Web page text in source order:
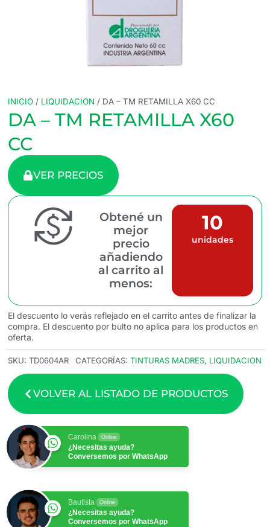
INICIO / LIQUIDACION / DA – TM RETAMILLA X60 CC
DA – TM RETAMILLA X60
CC
VER PRECIOS
Obtené un
mejor
precio
añadiendo
al carrito al
menos:
10
unidades
El descuento lo verás reflejado en el carrito antes de finalizar la
compra. El descuento por bulto no aplica para los productos en
oferta.
SKU: TD0604AR CATEGORÍAS: TINTURAS MADRES, LIQUIDACION
VOLVER AL LISTADO DE PRODUCTOS
Carolina Online
¿Necesitas ayuda?
Conversemos por WhatsApp
Bautista Online
¿Necesitas ayuda?
Conversemos por WhatsApp